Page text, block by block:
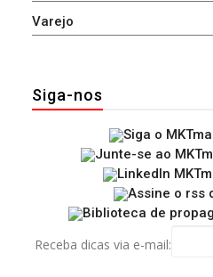
Varejo
Siga-nos
Receba dicas via e-mail: